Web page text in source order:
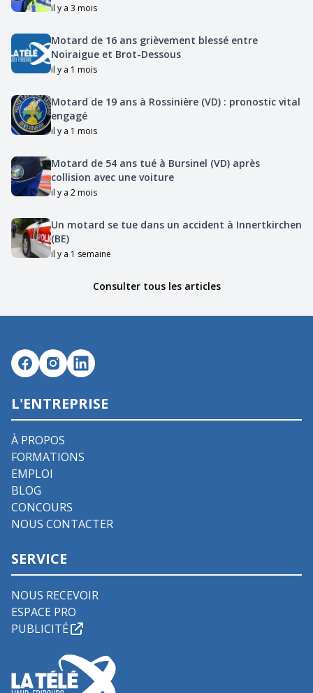
il y a 3 mois
Motard de 16 ans grièvement blessé entre
Noiraigue et Brot-Dessous
il y a 1 mois
Motard de 19 ans à Rossinière (VD) : pronostic vital
engagé
il y a 1 mois
Motard de 54 ans tué à Bursinel (VD) après
collision avec une voiture
il y a 2 mois
Un motard se tue dans un accident à Innertkirchen
(BE)
il y a 1 semaine
Consulter tous les articles
L'ENTREPRISE
À PROPOS
FORMATIONS
EMPLOI
BLOG
CONCOURS
NOUS CONTACTER
SERVICE
NOUS RECEVOIR
ESPACE PRO
PUBLICITÉ